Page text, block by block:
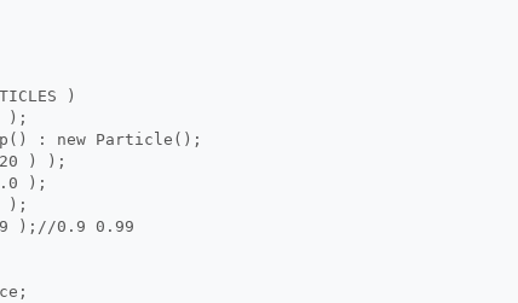
)
);
: new Particle();
) );
);
);
);//0.9 0.99